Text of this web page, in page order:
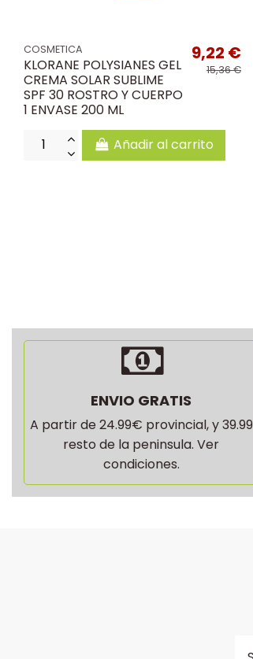
COSMETICA
KLORANE POLYSIANES GEL
CREMA SOLAR SUBLIME
SPF 30 ROSTRO Y CUERPO
1 ENVASE 200 ML
9,22 €
15,36 €
Añadir al carrito
ENVIO GRATIS
A partir de 24.99€ provincial, y 39.99
resto de la peninsula. Ver
condiciones.